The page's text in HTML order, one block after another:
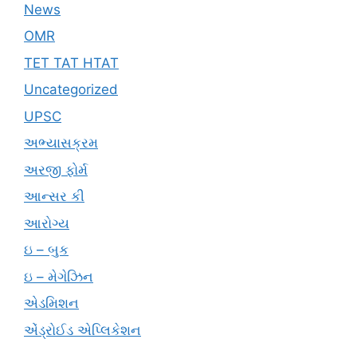
News
OMR
TET TAT HTAT
Uncategorized
UPSC
અભ્યાસક્રમ
અરજી ફોર્મ
આન્સર કી
આરોગ્ય
ઇ – બુક
ઇ – મેગેઝિન
એડમિશન
એંડ્રોઈડ એપ્લિકેશન